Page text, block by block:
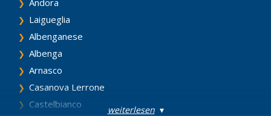
Andora
Laigueglia
Albenganese
Albenga
Arnasco
Casanova Lerrone
Castelbianco
weiterlesen▾